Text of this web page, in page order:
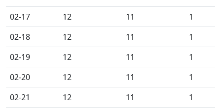
02-17
12 11
1
02-18
12 11
1
02-19
12 11
1
02-20
12 11
1
02-21
12 11
1